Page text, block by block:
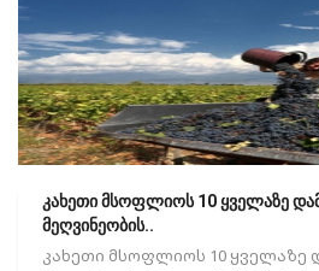
კახეთი მსოფლიოს 10 ყველაზე
მეღვინეობის..
კახეთი მსოფლიოს 10 ყველაზე